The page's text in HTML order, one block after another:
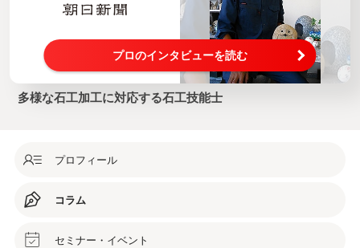
プロのインタビューを読む
多様な石工加工に対応する石工技能士
プロフィール
コラム
セミナー・イベント